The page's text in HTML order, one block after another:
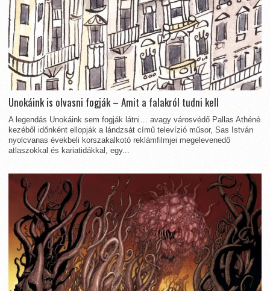
Unokáink is olvasni fogják – Amit a falakról tudni kell
A legendás Unokáink sem fogják látni… avagy városvédő Pallas Athéné
kezéből időnként ellopják a lándzsát című televízió műsor, Sas István
nyolcvanas évekbeli korszakalkotó reklámfilmjei megelevenedő
atlaszokkal és kariatidákkal, egy...